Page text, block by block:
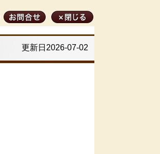
更新日2026-07-02